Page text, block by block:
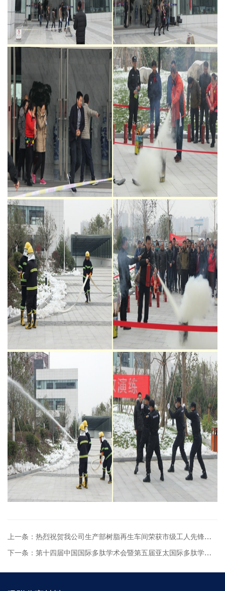
上一条：热烈祝贺我公司生产部树脂再生车间荣获市级工人先锋号荣誉称号
下一条：第十四届中国国际多肽学术会暨第五届亚太国际多肽学术会议举办